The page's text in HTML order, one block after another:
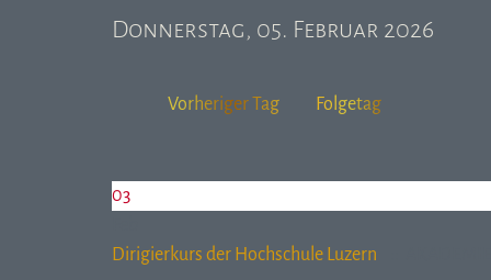
Donnerstag, 05. Februar 2026
Vorheriger Tag Folgetag
03
Dirigierkurs der Hochschule Luzern